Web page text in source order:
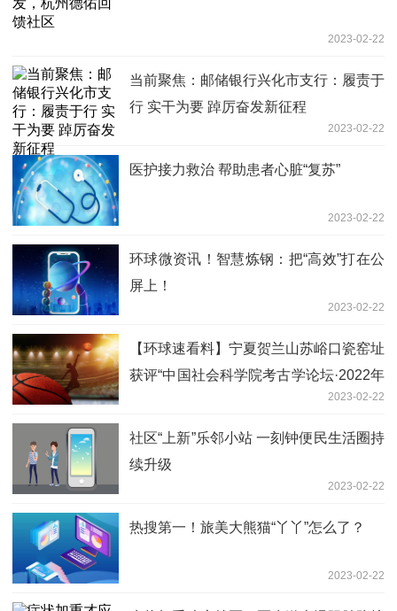
2023-02-22
当前聚焦：邮储银行兴化市支行：履责于
行 实干为要 踔厉奋发新征程
2023-02-22
医护接力救治 帮助患者心脏“复苏”
2023-02-22
环球微资讯！智慧炼钢：把“高效”打在公
屏上！
2023-02-22
【环球速看料】宁夏贺兰山苏峪口瓷窑址
获评“中国社会科学院考古学论坛·2022年
2023-02-22
社区“上新”乐邻小站 一刻钟便民生活圈持
续升级
2023-02-22
热搜第一！旅美大熊猫“丫丫”怎么了？
2023-02-22